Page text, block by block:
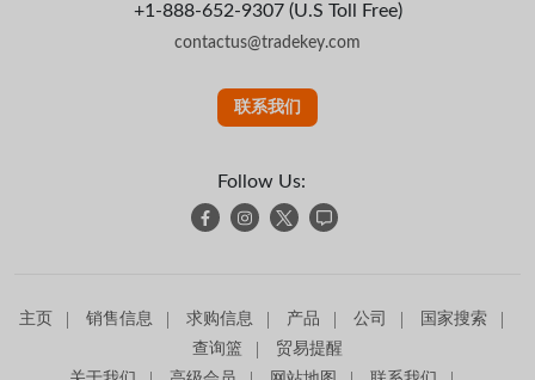
+1-888-652-9307 (U.S Toll Free)
contactus@tradekey.com
联系我们
Follow Us:
主页 销售信息 求购信息 产品 公司
国家搜索
查询篮
贸易提醒